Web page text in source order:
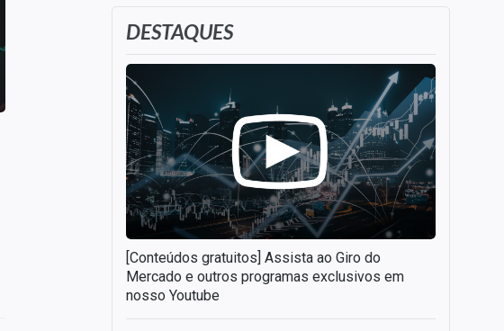
DESTAQUES
[Conteúdos gratuitos] Assista ao Giro do
Mercado e outros programas exclusivos em
nosso Youtube